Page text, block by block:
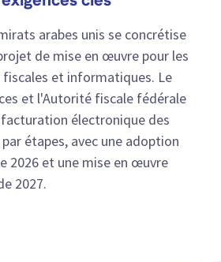
arabes unis se concrétise
de mise en œuvre pour les
fiscales et informatiques. Le
et l'Autorité fiscale fédérale
électronique des
étapes, avec une adoption
2026 et une mise en œuvre
2027.